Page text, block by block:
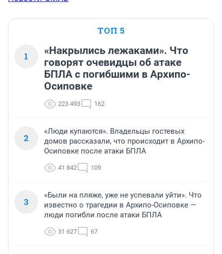
ТОП 5
1
«Накрылись лежаками». Что
говорят очевидцы об атаке
БПЛА с погибшими в Архипо-
Осиповке
223 493 162
2
«Люди купаются». Владельцы гостевых
домов рассказали, что происходит в Архипо-
Осиповке после атаки БПЛА
41 842 109
3
«Были на пляже, уже не успевали уйти». Что
известно о трагедии в Архипо-Осиповке —
люди погибли после атаки БПЛА
31 627 67